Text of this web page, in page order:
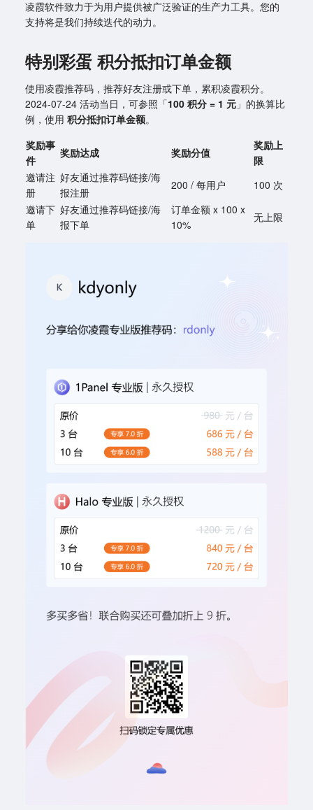
凌霞软件致力于为用户提供被广泛验证的生产力工具。您的
支持将是我们持续迭代的动力。
特别彩蛋 积分抵扣订单金额
使用凌霞推荐码，推荐好友注册或下单，累积凌霞积分。
2024-07-24 活动当日，可参照「100 积分 = 1 元」的换算比
例，使用 积分抵扣订单金额。
奖励事
件
奖励达成 奖励分值
奖励上
限
邀请注
册
好友通过推荐码链接/海
报注册
200 / 每用户
100 次
邀请下
单
好友通过推荐码链接/海
报下单
订单金额 x 100 x
10%
无上限